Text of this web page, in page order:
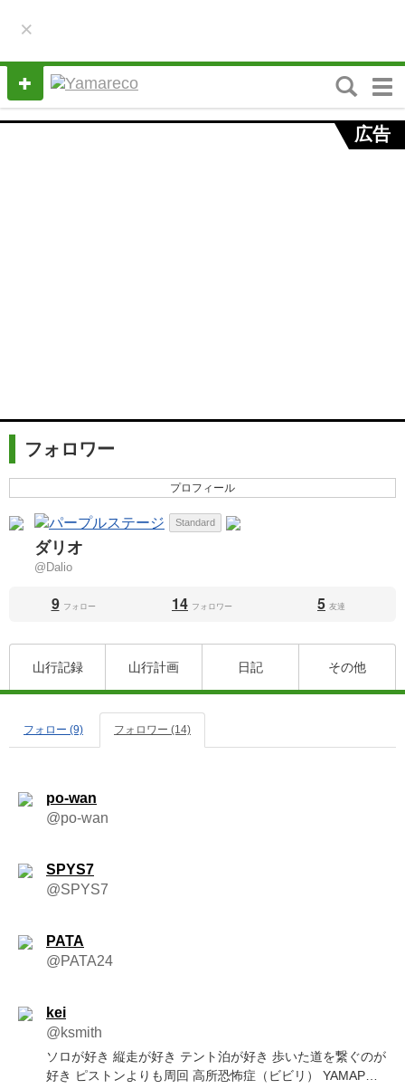
×
M
e
n
u
広告
フォロワー
プロフィール
Standard
ダリオ
@Dalio
9 フォロー 14 フォロワー 5 友達
山行記録 山行計画 日記 その他
フォロー (9) フォロワー (14)
po-wan
@po-wan
SPYS7
@SPYS7
PATA
@PATA24
kei
@ksmith
ソロが好き 縦走が好き テント泊が好き 歩いた道を繋ぐのが
好き ピストンよりも周回 高所恐怖症（ビビリ） YAMAPは